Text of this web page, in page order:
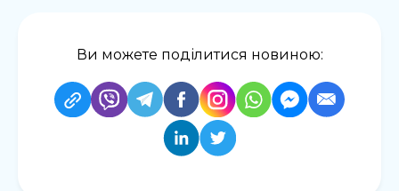
Ви можете поділитися новиною: